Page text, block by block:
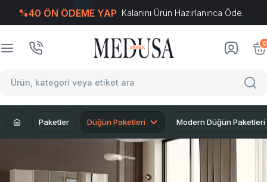
%40 ÖN ÖDEME YAP Kalanını Ürün Hazırlanınca Öde.
0
Paketler Düğün Paketleri Modern Düğün Paketleri
T-Soft E-Ticaret Sistemleriyle Hazırlanmıştır.